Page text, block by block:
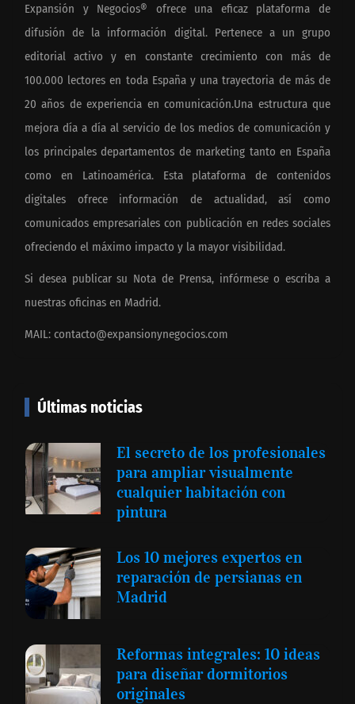
Expansión y Negocios® ofrece una eficaz plataforma de
difusión de la información digital. Pertenece a un grupo
editorial activo y en constante crecimiento con más de
100.000 lectores en toda España y una trayectoria de más de
20 años de experiencia en comunicación.Una estructura que
mejora día a día al servicio de los medios de comunicación y
los principales departamentos de marketing tanto en España
como en Latinoamérica. Esta plataforma de contenidos
digitales ofrece información de actualidad, así como
comunicados empresariales con publicación en redes sociales
ofreciendo el máximo impacto y la mayor visibilidad.
Si desea publicar su Nota de Prensa, infórmese o escriba a
nuestras oficinas en Madrid.
MAIL: contacto@expansionynegocios.com
Últimas noticias
El secreto de los profesionales
para ampliar visualmente
cualquier habitación con
pintura
Los 10 mejores expertos en
reparación de persianas en
Madrid
Reformas integrales: 10 ideas
para diseñar dormitorios
originales